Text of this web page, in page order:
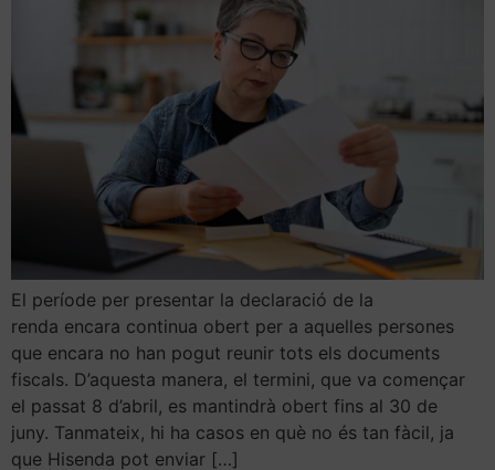
El període per presentar la declaració de la
renda encara continua obert per a aquelles persones
que encara no han pogut reunir tots els documents
fiscals. D’aquesta manera, el termini, que va començar
el passat 8 d’abril, es mantindrà obert fins al 30 de
juny. Tanmateix, hi ha casos en què no és tan fàcil, ja
que Hisenda pot enviar […]